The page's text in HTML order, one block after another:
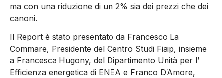
ma con una riduzione di un 2% sia dei prezzi che dei
canoni.
Il Report è stato presentato da Francesco La
Commare, Presidente del Centro Studi Fiaip, insieme
a Francesca Hugony, del Dipartimento Unità per l’
Efficienza energetica di ENEA e Franco D’Amore,